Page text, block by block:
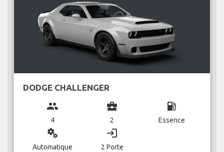
DODGE CHALLENGER
group
4
business_center
2
local_gas_station
Essence
miscellaneous_services
Automatique
login
2 Porte